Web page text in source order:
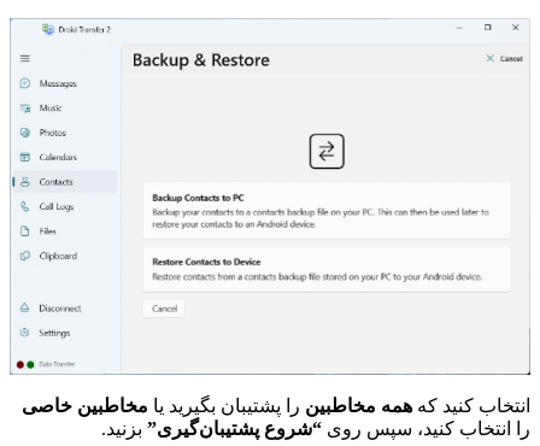
انتخاب کنید که همه مخاطبین را پشتیبان بگیرید یا مخاطبین خاصی
را انتخاب کنید، سپس روی “شروع پشتیبان‌گیری” بزنید.